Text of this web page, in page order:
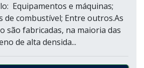
Equipamentos e máquinas;
combustível; Entre outros.As
são fabricadas, na maioria das
de alta densida...